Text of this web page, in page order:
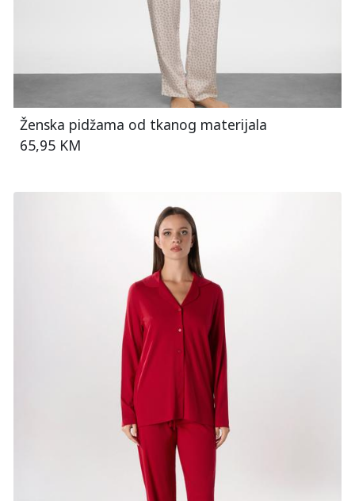
Ženska pidžama od tkanog materijala
65,95 KM